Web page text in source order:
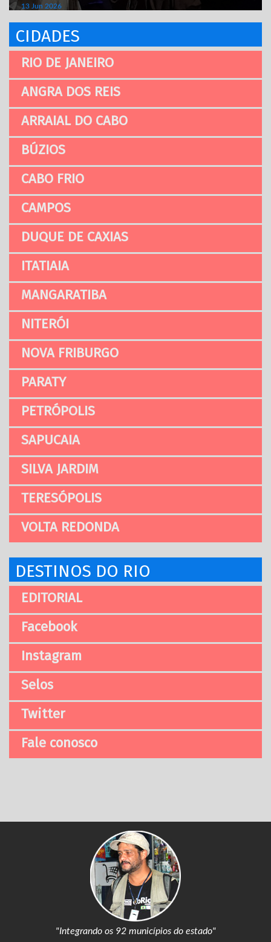
13 Jun 2026
CIDADES
RIO DE JANEIRO
ANGRA DOS REIS
ARRAIAL DO CABO
BÚZIOS
CABO FRIO
CAMPOS
DUQUE DE CAXIAS
ITATIAIA
MANGARATIBA
NITERÓI
NOVA FRIBURGO
PARATY
PETRÓPOLIS
SAPUCAIA
SILVA JARDIM
TERESÓPOLIS
VOLTA REDONDA
DESTINOS DO RIO
EDITORIAL
Facebook
Instagram
Selos
Twitter
Fale conosco
"Integrando os 92 municípios do estado"